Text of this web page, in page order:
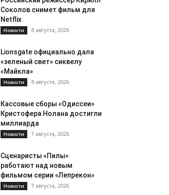
Соколов снимет фильм для
Netflix
Новости 8 августа, 2026
Lionsgate официально дала
«зеленый свет» сиквелу
«Майкла»
Новости 8 августа, 2026
Кассовые сборы «Одиссеи»
Кристофера Нолана достигли
миллиарда
Новости 7 августа, 2026
Сценаристы «Пилы»
работают над новым
фильмом серии «Лепрекон»
Новости 7 августа, 2026